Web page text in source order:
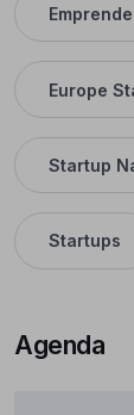
Europe
Startup
Startups
Agenda